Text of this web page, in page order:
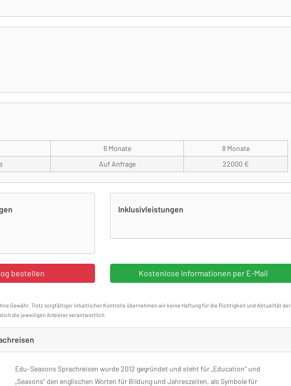
6 Monate
8 Monate
Auf Anfrage 22000 €
Inklusivleistungen
Gewähr. Trotz sorgfältiger inhaltlicher Kontrolle übernehmen wir keine Haftung für die Richtigkeit und Aktualität der
die jeweiligen Anbieter verantwortlich.
Edu-Seasons Sprachreisen wurde 2012 gegründet und steht für „Education“ und
„Seasons“ den englischen Worten für Bildung und Jahreszeiten, als Symbole für